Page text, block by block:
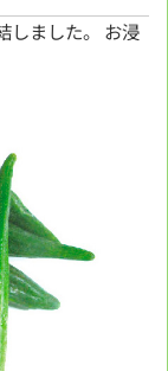
しました。 お浸